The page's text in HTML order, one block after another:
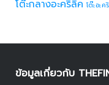
โต๊ะกลางอะคริลิค โต๊ะอะค
ข้อมูลเกี่ยวกับ